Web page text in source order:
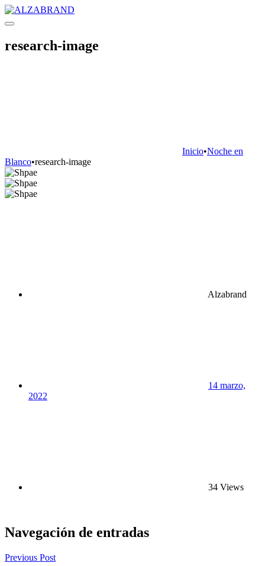
research-image
Inicio•Noche en
Blanco•research-image
Alzabrand
14 marzo,
2022
34 Views
Navegación de entradas
Previous Post